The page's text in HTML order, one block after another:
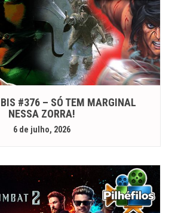
#376 – SÓ TEM MARGINAL
NESSA ZORRA!
6 de julho, 2026